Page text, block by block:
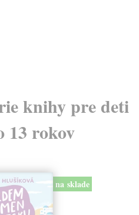
knihy pre deti
13 rokov
na sklade